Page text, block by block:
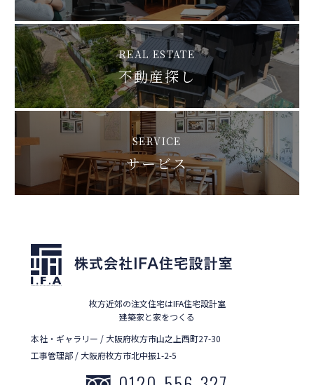
REAL ESTATE
不動産探し
SERVICE
サービス
枚方近郊の注文住宅はIFA住宅設計室
建築家と家をつくる
本社・ギャラリー / 大阪府枚方市山之上西町27-30
工事管理部 / 大阪府枚方市北中振1-2-5